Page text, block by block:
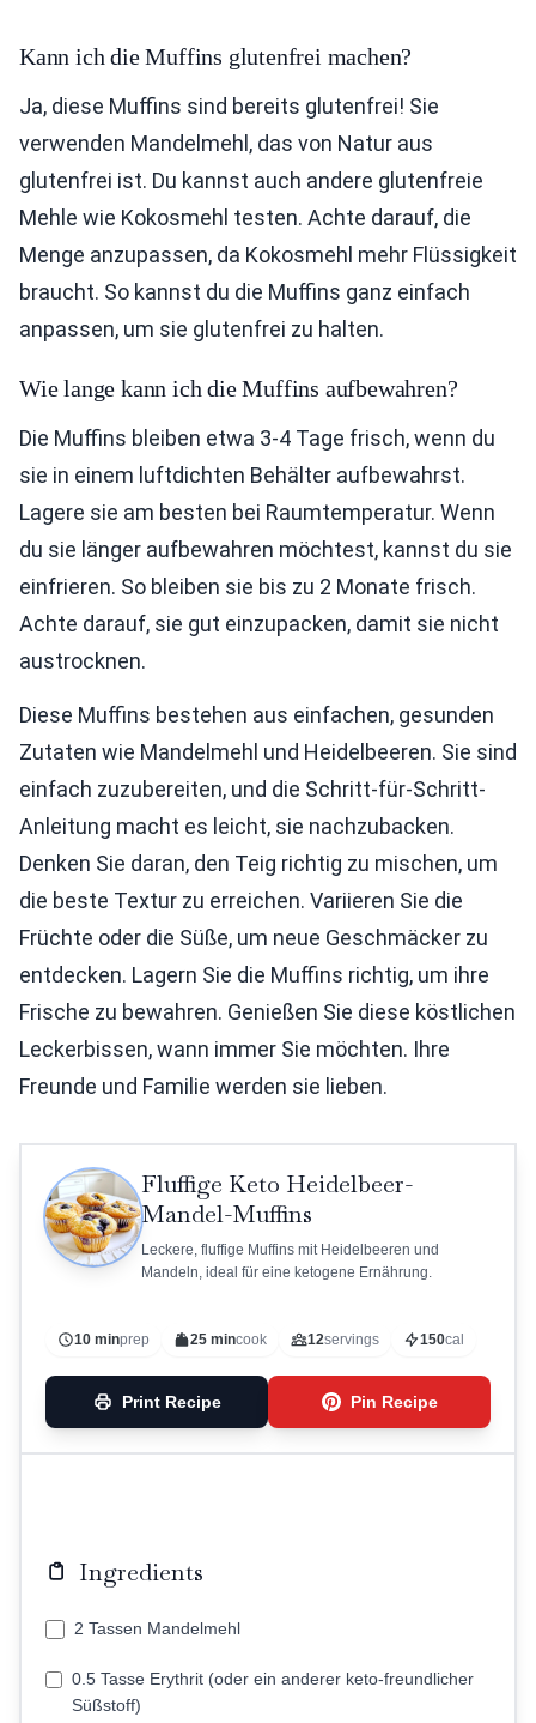
Kann ich die Muffins glutenfrei machen?
Ja, diese Muffins sind bereits glutenfrei! Sie
verwenden Mandelmehl, das von Natur aus
glutenfrei ist. Du kannst auch andere glutenfreie
Mehle wie Kokosmehl testen. Achte darauf, die
Menge anzupassen, da Kokosmehl mehr Flüssigkeit
braucht. So kannst du die Muffins ganz einfach
anpassen, um sie glutenfrei zu halten.
Wie lange kann ich die Muffins aufbewahren?
Die Muffins bleiben etwa 3-4 Tage frisch, wenn du
sie in einem luftdichten Behälter aufbewahrst.
Lagere sie am besten bei Raumtemperatur. Wenn
du sie länger aufbewahren möchtest, kannst du sie
einfrieren. So bleiben sie bis zu 2 Monate frisch.
Achte darauf, sie gut einzupacken, damit sie nicht
austrocknen.
Diese Muffins bestehen aus einfachen, gesunden
Zutaten wie Mandelmehl und Heidelbeeren. Sie sind
einfach zuzubereiten, und die Schritt-für-Schritt-
Anleitung macht es leicht, sie nachzubacken.
Denken Sie daran, den Teig richtig zu mischen, um
die beste Textur zu erreichen. Variieren Sie die
Früchte oder die Süße, um neue Geschmäcker zu
entdecken. Lagern Sie die Muffins richtig, um ihre
Frische zu bewahren. Genießen Sie diese köstlichen
Leckerbissen, wann immer Sie möchten. Ihre
Freunde und Familie werden sie lieben.
Fluffige Keto Heidelbeer-
Mandel-Muffins
Leckere, fluffige Muffins mit Heidelbeeren und
Mandeln, ideal für eine ketogene Ernährung.
10 minprep 25 mincook 12servings 150cal
Print Recipe Pin Recipe
Ingredients
2 Tassen Mandelmehl
0.5 Tasse Erythrit (oder ein anderer keto-freundlicher
Süßstoff)